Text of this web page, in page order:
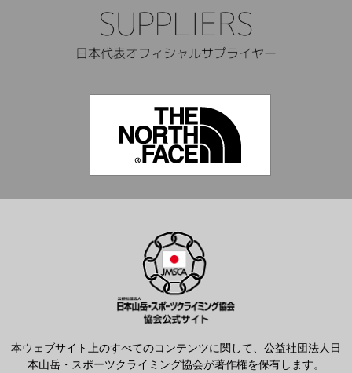
本ウェブサイト上のすべてのコンテンツに関して、公益社団法人日
本山岳・スポーツクライミング協会が著作権を保有します。